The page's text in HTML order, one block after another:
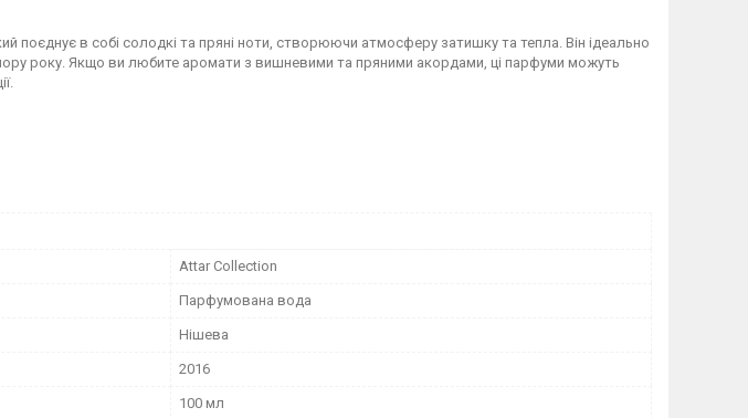
поєднує в собі солодкі та пряні ноти, створюючи атмосферу затишку та тепла. Він ідеально
року. Якщо ви любите аромати з вишневими та пряними акордами, ці парфуми можуть
Attar Collection
Парфумована вода
Нішева
2016
100 мл